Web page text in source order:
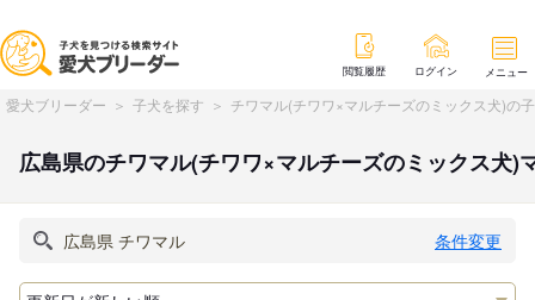
閲覧履歴 ログイン メニュー
愛犬ブリーダー 子犬を探す チワマル(チワワ×マルチーズのミックス犬)の
広島県のチワマル(チワワ×マルチーズのミックス犬)
条件変更